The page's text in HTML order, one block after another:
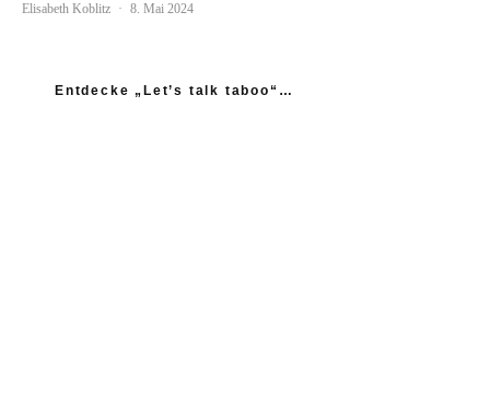
Elisabeth Koblitz · 8. Mai 2024
Entdecke „Let’s talk taboo“…